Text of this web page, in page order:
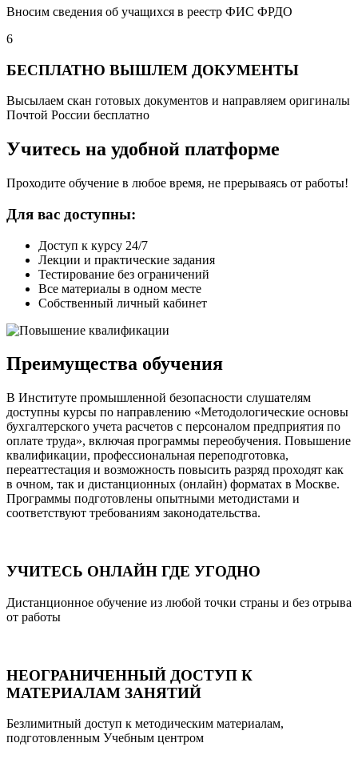
Вносим сведения об учащихся в реестр ФИС ФРДО
6
БЕСПЛАТНО ВЫШЛЕМ ДОКУМЕНТЫ
Высылаем скан готовых документов и направляем оригиналы
Почтой России бесплатно
Учитесь на удобной платформе
Проходите обучение в любое время, не прерываясь от работы!
Для вас доступны:
Доступ к курсу 24/7
Лекции и практические задания
Тестирование без ограничений
Все материалы в одном месте
Собственный личный кабинет
Преимущества обучения
В Институте промышленной безопасности слушателям
доступны курсы по направлению «Методологические основы
бухгалтерского учета расчетов с персоналом предприятия по
оплате труда», включая программы переобучения. Повышение
квалификации, профессиональная переподготовка,
переаттестация и возможность повысить разряд проходят как
в очном, так и дистанционных (онлайн) форматах в Москве.
Программы подготовлены опытными методистами и
соответствуют требованиям законодательства.
УЧИТЕСЬ ОНЛАЙН ГДЕ УГОДНО
Дистанционное обучение из любой точки страны и без отрыва
от работы
НЕОГРАНИЧЕННЫЙ ДОСТУП К
МАТЕРИАЛАМ ЗАНЯТИЙ
Безлимитный доступ к методическим материалам,
подготовленным Учебным центром